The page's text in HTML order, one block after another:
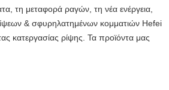
τη μεταφορά ραγών, τη νέα ενέργεια,
& σφυρηλατημένων κομματιών Hefei
κατεργασίας ρίψης. Τα προϊόντα μας